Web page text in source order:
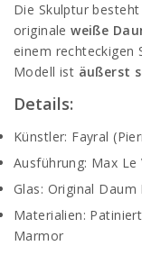
Die Skulptur
originaleweiße
einem rechteckigen
Modell ist äußerst
Details:
Künstler: Fayral
Ausführung: Max Le
Glas: Original Daum
Materialien:
Marmor